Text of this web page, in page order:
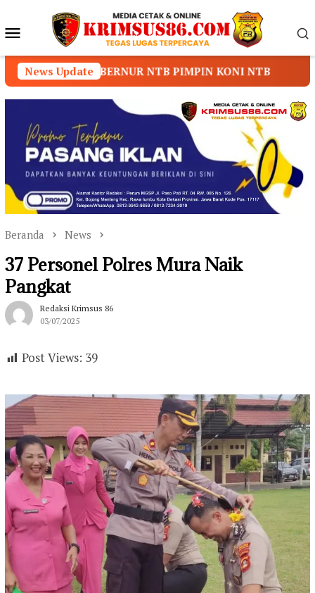
konten Menu
Mobile
News Update
NTB PIMPIN KONI NTB Prof. Dr. Sutan
Beranda News
37 Personel Polres Mura Naik
Pangkat
Redaksi Krimsus 86
03/07/2025
Post Views: 39